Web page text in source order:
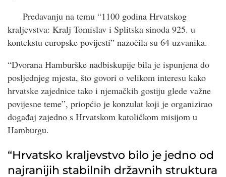
Predavanju na temu “1100 godina Hrvatskog
kraljevstva: Kralj Tomislav i Splitska sinoda 925. u
kontekstu europske povijesti” nazočila su 64 uzvanika.
“Dvorana Hamburške nadbiskupije bila je ispunjena do
posljednjeg mjesta, što govori o velikom interesu kako
hrvatske zajednice tako i njemačkih gostiju glede važne
povijesne teme”, priopćio je konzulat koji je organizirao
događaj zajedno s Hrvatskom katoličkom misijom u
Hamburgu.
“Hrvatsko kraljevstvo bilo je jedno od
najranijih stabilnih državnih struktura